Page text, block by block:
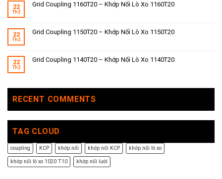
22
Th2
Grid Coupling 1160T20 – Khớp Nối Lò Xo 1160T20
22
Th2
Grid Coupling 1150T20 – Khớp Nối Lò Xo 1150T20
22
Th2
Grid Coupling 1140T20 – Khớp Nối Lò Xo 1140T20
RECENT COMMENTS
TAG CLOUD
coupling KCP khớp nối khớp nối KCP khớp nối lò xo
khớp nối lò xo 1020 T10 khớp nối lưới